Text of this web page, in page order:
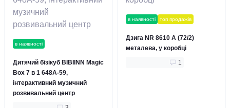
в наявності
Дитячий бізікуб BIBIINN Magic
Box 7 в 1 648A-59,
інтерактивний музичний
розвивальний центр
в наявності топ продажів
Дзига NR 8610 A (72/2)
металева, у коробці
1